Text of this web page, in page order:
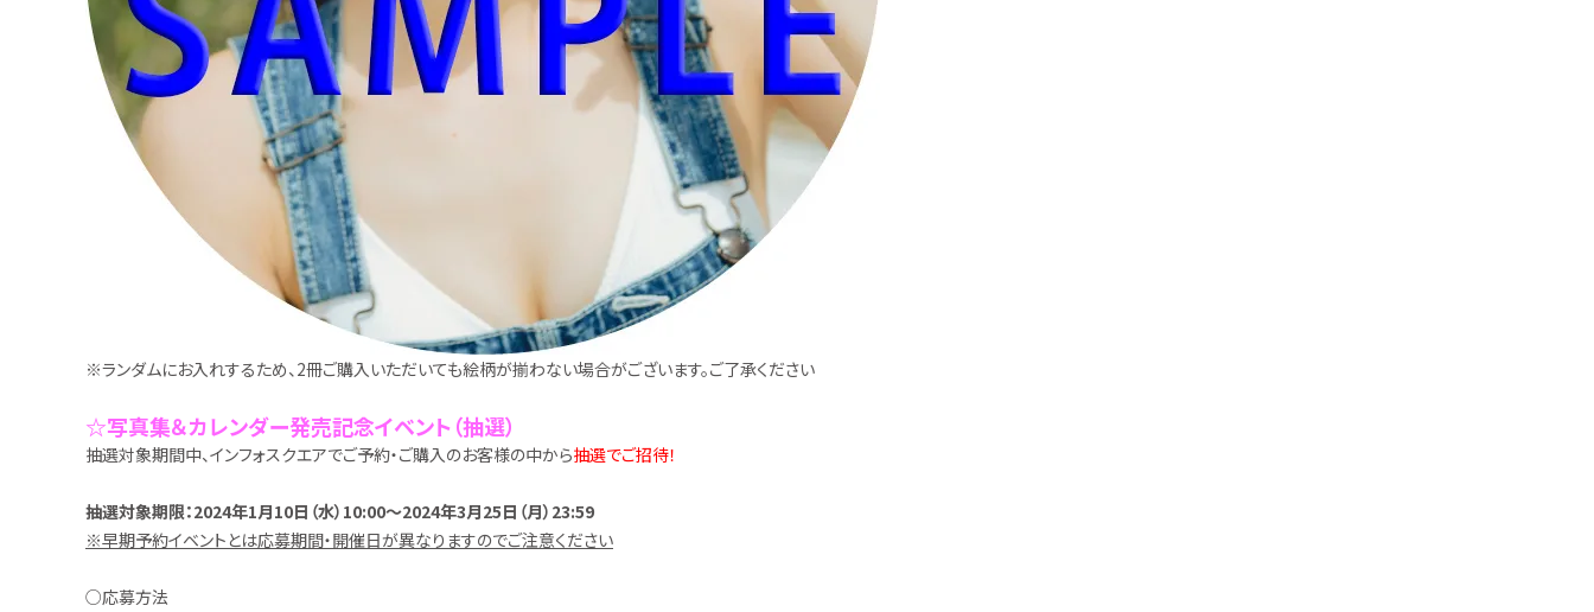
※ランダムにお入れするため、2冊ご購入いただいても絵柄が揃わない場合がございます。ご了承ください
☆写真集＆カレンダー発売記念イベント（抽選）
抽選対象期間中、インフォスクエアでご予約・ご購入のお客様の中から抽選でご招待！
抽選対象期限：2024年1月10日（水）10:00～2024年3月25日（月）23:59
※早期予約イベントとは応募期間・開催日が異なりますのでご注意ください
○応募方法